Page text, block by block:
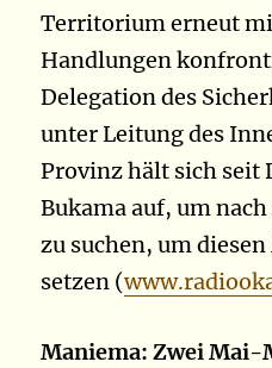
Territorium erneut
Handlungen
Delegation des
unter Leitung des
Provinz hält sich seit
Bukama auf, um
zu suchen, um
setzen (
Maniema: Zwei Mai-